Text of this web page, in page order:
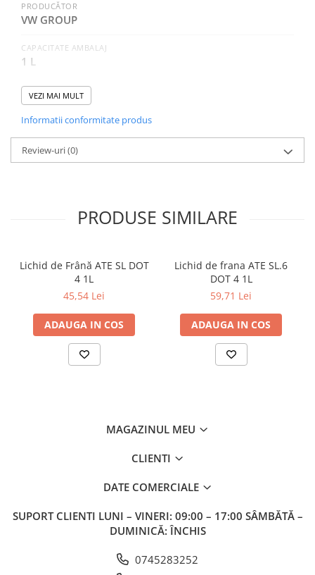
0W40
5W20
5W40
Ulei Transmisie
PRODUCĂTOR
VW GROUP
CAPACITATE AMBALAJ
1 L
SAE (VASCOZITATE)
5W-40
Autoturisme
VEZI MAI MULT
Informatii conformitate produs
Review-uri(0)
PRODUSE SIMILARE
Lichid de Frână ATE SL DOT
4 1L
45,54 Lei
ADAUGA IN COS
Lichid de frana ATE SL.6
DOT 4 1L
59,71 Lei
ADAUGA IN COS
MAGAZINUL MEU
CLIENTI
DATE COMERCIALE
SUPORT CLIENTI LUNI – VINERI: 09:00 – 17:00 SÂMBĂTĂ –
DUMINICĂ: ÎNCHIS
0745283252